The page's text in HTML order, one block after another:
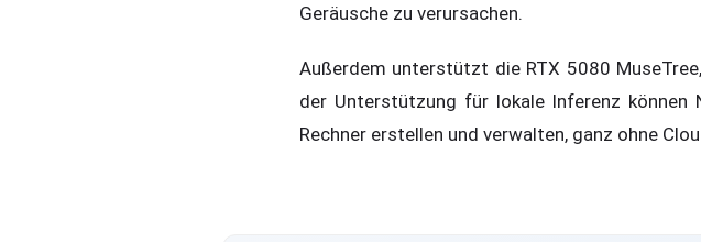
Geräusche zu verursachen.
Außerdem unterstützt die RTX 5080
der Unterstützung für lokale Inferenz
Rechner erstellen und verwalten, ganz ohne